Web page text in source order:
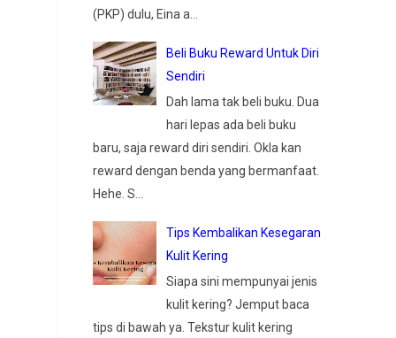
(PKP) dulu, Eina a...
Beli Buku Reward Untuk Diri
Sendiri
Dah lama tak beli buku. Dua
hari lepas ada beli buku
baru, saja reward diri sendiri. Okla kan
reward dengan benda yang bermanfaat.
Hehe. S...
Tips Kembalikan Kesegaran
Kulit Kering
Siapa sini mempunyai jenis
kulit kering? Jemput baca
tips di bawah ya. Tekstur kulit kering